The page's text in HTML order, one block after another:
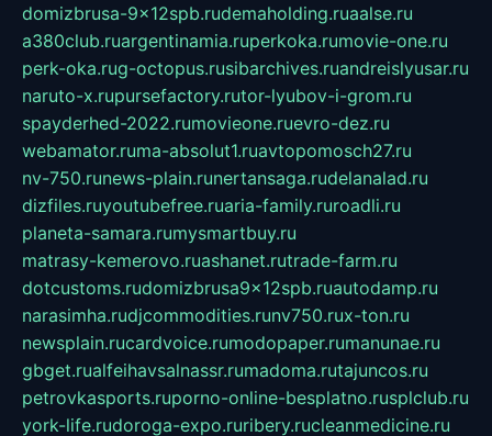
domizbrusa-9x12spb.rudemaholding.ruaalse.ru
a380club.ruargentinamia.ruperkoka.rumovie-one.ru
perk-oka.rug-octopus.rusibarchives.ruandreislyusar.ru
naruto-x.rupursefactory.rutor-lyubov-i-grom.ru
spayderhed-2022.rumovieone.ruevro-dez.ru
webamator.ruma-absolut1.ruavtopomosch27.ru
nv-750.runews-plain.runertansaga.rudelanalad.ru
dizfiles.ruyoutubefree.ruaria-family.ruroadli.ru
planeta-samara.rumysmartbuy.ru
matrasy-kemerovo.ruashanet.rutrade-farm.ru
dotcustoms.rudomizbrusa9x12spb.ruautodamp.ru
narasimha.rudjcommodities.runv750.rux-ton.ru
newsplain.rucardvoice.rumodopaper.rumanunae.ru
gbget.rualfeihavsalnassr.rumadoma.rutajuncos.ru
petrovkasports.ruporno-online-besplatno.rusplclub.ru
york-life.rudoroga-expo.ruribery.rucleanmedicine.ru